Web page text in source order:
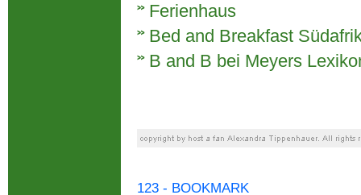
Ferienhaus
Bed and Breakfast
B and B bei Meyers
123 - BOOKMARK